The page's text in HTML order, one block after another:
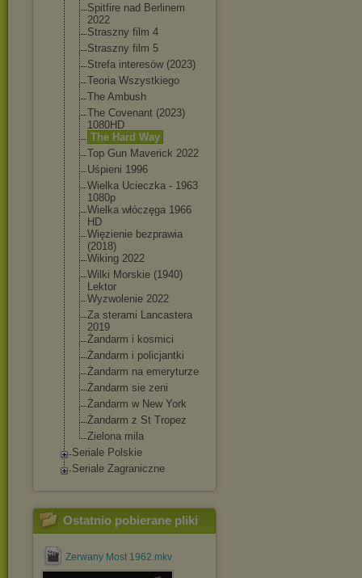
Spitfire nad Berlinem
2022
Straszny film 4
Straszny film 5
Strefa interesów (2023)
Teoria Wszystkiego
The Ambush
The Covenant (2023)
1080HD
The Hard Way
Top Gun Maverick 2022
Uśpieni 1996
Wielka Ucieczka - 1963
1080p
Wielka włóczęga 1966
HD
Więzienie bezprawia
(2018)
Wiking 2022
Wilki Morskie (1940)
Lektor
Wyzwolenie 2022
Za sterami Lancastera
2019
Żandarm i kosmici
Żandarm i policjantki
Żandarm na emeryturze
Żandarm sie zeni
Żandarm w New York
Żandarm z St Tropez
Zielona mila
Seriale Polskie
Seriale Zagraniczne
Ostatnio pobierane pliki
Zerwany Most 1962.mkv